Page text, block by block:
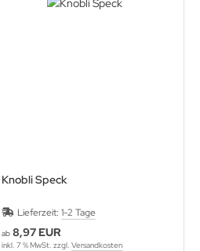
Knobli Speck
Lieferzeit: 1-2 Tage
ab 8,97 EUR
inkl. 7 % MwSt. zzgl. Versandkosten